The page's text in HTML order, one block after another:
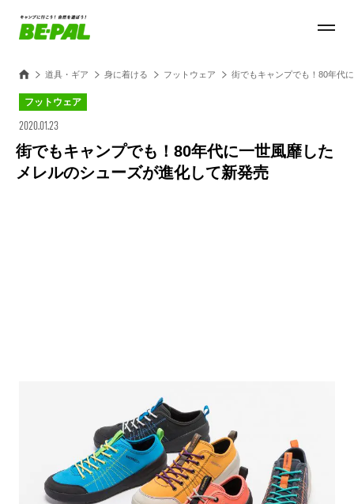
道具・ギア 身に着ける フットウェア 街でもキャンプでも！80年代
フットウェア
2020.01.23
街でもキャンプでも！80年代に一世風靡した
メレルのシューズが進化して新発売